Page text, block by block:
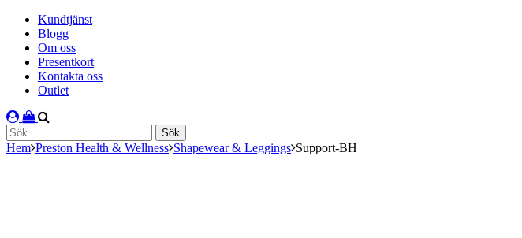
Kundtjänst
Blogg
Om oss
Presentkort
Kontakta oss
Outlet
Sök
efter:
Hem Preston Health & Wellness Shapewear & Leggings Support-BH